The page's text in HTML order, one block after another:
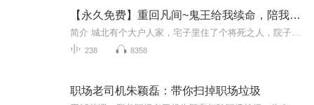
【永久免费】重回凡间~鬼王给我续命，陪我凡间走一遭
238 8358
职场老司机朱颖磊：带你扫掉职场垃圾